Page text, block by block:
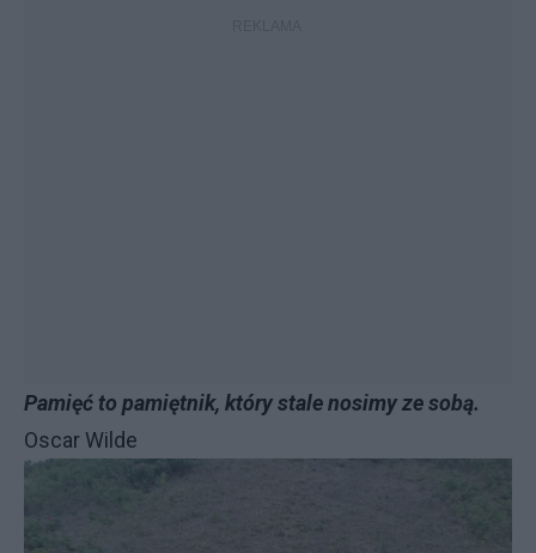
Pamięć to pamiętnik, który stale nosimy ze sobą.
Oscar Wilde